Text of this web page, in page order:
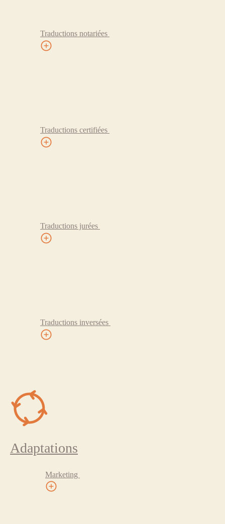
Traductions notariées
Traductions certifiées
Traductions jurées
Traductions inversées
Adaptations
Marketing